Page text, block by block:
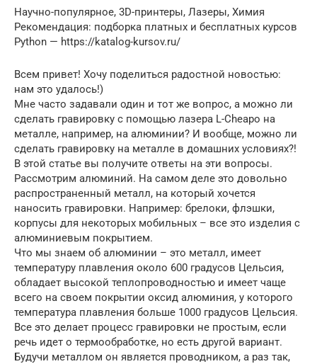
Научно-популярное, 3D-принтеры, Лазеры, Химия
Рекомендация: подборка платных и бесплатных курсов
Python — https://katalog-kursov.ru/
Всем привет! Хочу поделиться радостной новостью:
нам это удалось!)
Мне часто задавали один и тот же вопрос, а можно ли
сделать гравировку с помощью лазера L-Cheapo на
металле, например, на алюминии? И вообще, можно ли
сделать гравировку на металле в домашних условиях?!
В этой статье вы получите ответы на эти вопросы.
Рассмотрим алюминий. На самом деле это довольно
распространенный металл, на который хочется
наносить гравировки. Например: брелоки, флэшки,
корпусы для некоторых мобильных – все это изделия с
алюминиевым покрытием.
Что мы знаем об алюминии – это металл, имеет
температуру плавления около 600 градусов Цельсия,
обладает высокой теплопроводностью и имеет чаще
всего на своем покрытии оксид алюминия, у которого
температура плавления больше 1000 градусов Цельсия.
Все это делает процесс гравировки не простым, если
речь идет о термообработке, но есть другой вариант.
Будучи металлом он является проводником, а раз так,